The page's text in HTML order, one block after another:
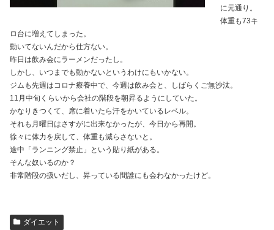
に元通り。
体重も73キ
ロ台に増えてしまった。
動いてないんだから仕方ない。
昨日は飲み会にラーメンだったし。
しかし、いつまでも動かないというわけにもいかない。
ジムも先週はコロナ療養中で、今週は飲み会と、しばらくご無沙汰。
11月中旬くらいから会社の階段を朝昇るようにしていた。
かなりきつくて、席に着いたら汗をかいているレベル。
それも月曜日はさすがに出来なかったが、今日から再開。
徐々に体力を戻して、体重も減らさないと。
途中「ランニング禁止」という貼り紙がある。
そんな奴いるのか？
非常階段の扱いだし、昇っている間誰にも会わなかったけど。
ダイエット